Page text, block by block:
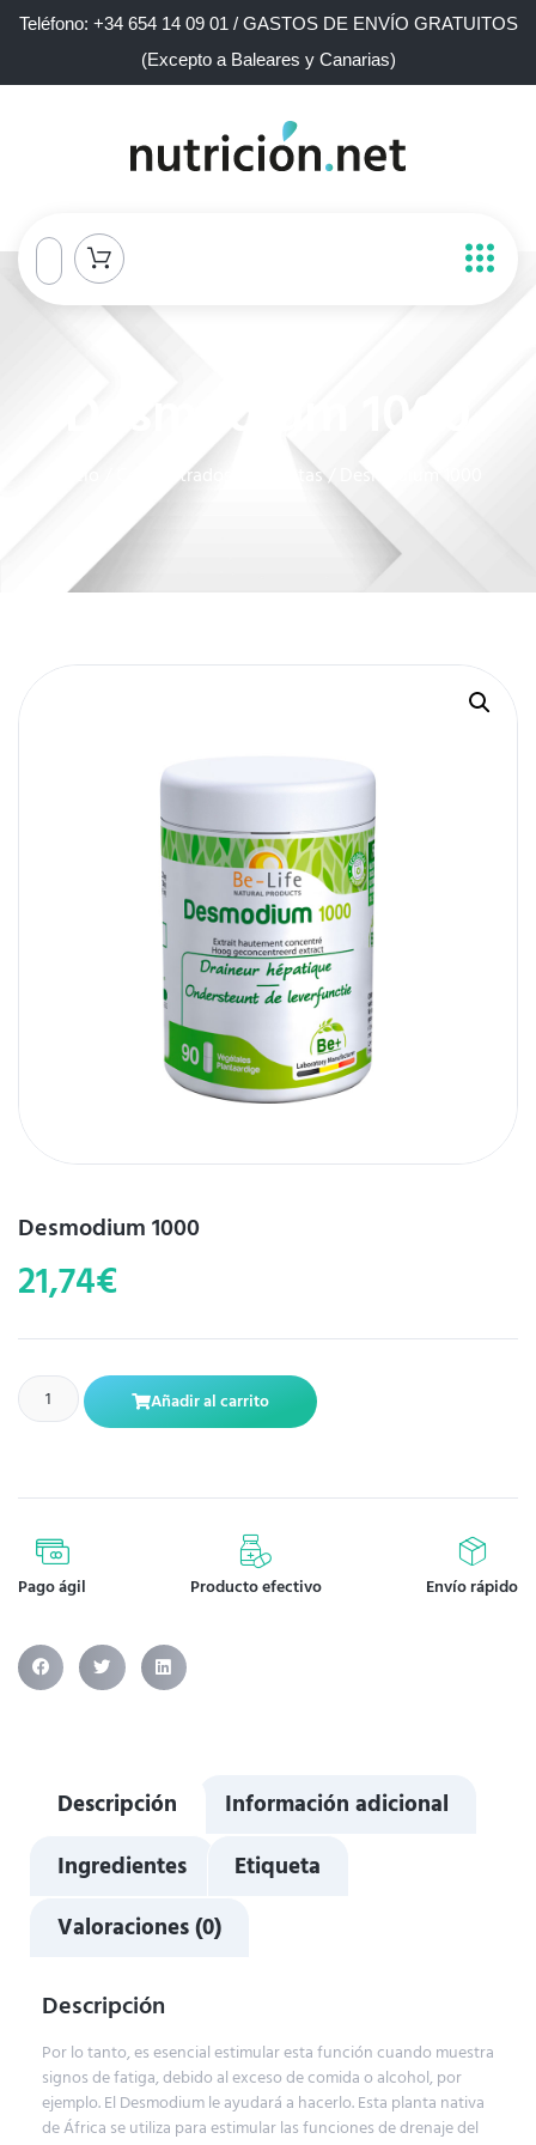
Teléfono: +34 654 14 09 01 / GASTOS DE ENVÍO GRATUITOS
(Excepto a Baleares y Canarias)
Concentrados de plantas/ Desmodium 1000
Desmodium 1000
21,74€
Añadir al carrito
Pago ágil Producto efectivo Envío rápido
Descripción
Información adicional
Ingredientes
Etiqueta
Valoraciones (0)
Descripción
Por lo tanto, es esencial estimular esta función cuando muestra
signos de fatiga, debido al exceso de comida o alcohol, por
ejemplo. El Desmodium le ayudará a hacerlo. Esta planta nativa
de África se utiliza para estimular las funciones de drenaje del